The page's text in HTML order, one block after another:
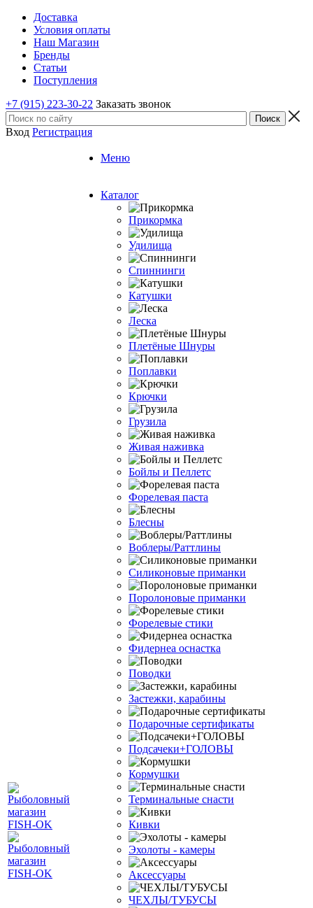
Доставка
Условия оплаты
Наш Магазин
Бренды
Статьи
Поступления
+7 (915) 223-30-22 Заказать звонок
Вход Регистрация
Меню
Каталог
Прикормка
Удилища
Спиннинги
Катушки
Леска
Плетёные Шнуры
Поплавки
Крючки
Грузила
Живая наживка
Бойлы и Пеллетс
Форелевая паста
Блесны
Воблеры/Раттлины
Силиконовые приманки
Поролоновые приманки
Форелевые стики
Фидернеа оснастка
Поводки
Застежки, карабины
Подарочные сертификаты
Подсачеки+ГОЛОВЫ
Кормушки
Терминальные снасти
Кивки
Эхолоты - камеры
Аксессуары
ЧЕХЛЫ/ТУБУСЫ